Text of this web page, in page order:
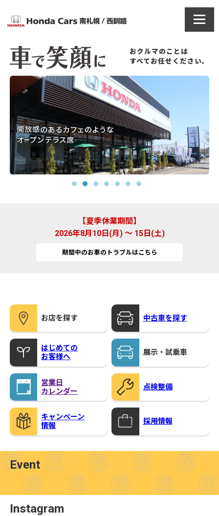
おクルマのことは
すべてお任せください。
夏季休業期間
2026年8月10日(月) ～ 15日(土)
期間中のお車のトラブルはこちら
お店を探す 中古車を探す
はじめての
お客様へ
展示・試乗車
営業日
カレンダー
点検整備
キャンペーン
情報
採用情報
Event
Instagram